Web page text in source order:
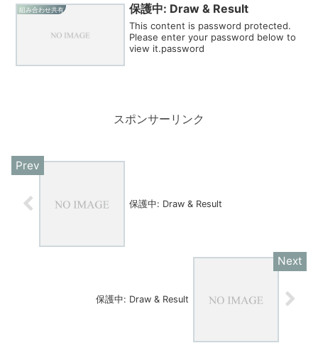
組み合わせ共有 保護中: Draw & Result
This content is password protected.
Please enter your password below to
view it.password
スポンサーリンク
保護中: Draw & Result
保護中: Draw & Result